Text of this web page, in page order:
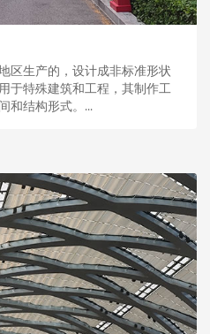
区生产的，设计成非标准形状
于特殊建筑和工程，其制作工
和结构形式。...